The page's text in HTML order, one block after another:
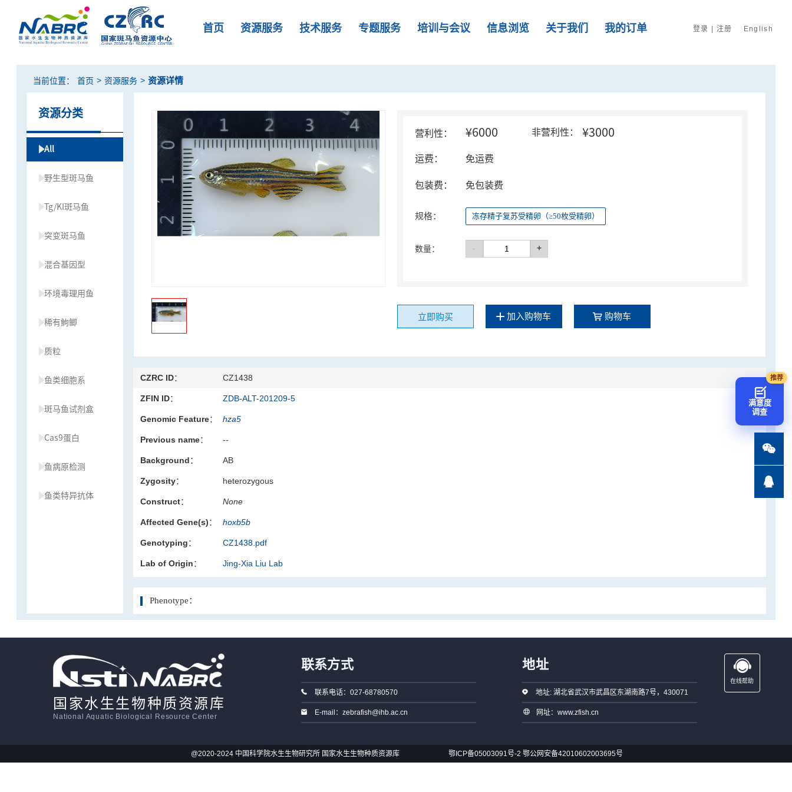
首页 资源服务 技术服务 专题服务 培训与会议 信息浏览 关于我们 我的订单 登录 | 注册 English
当前位置： 首页 > 资源服务 > 资源详情
资源分类
All
野生型斑马鱼
Tg/KI斑马鱼
突变斑马鱼
混合基因型
环境毒理用鱼
稀有鮈鲫
质粒
鱼类细胞系
斑马鱼试剂盒
Cas9蛋白
鱼病原检测
鱼类特异抗体
营利性： ¥6000 非营利性： ¥3000
运费： 免运费
包装费： 免包装费
规格： 冻存精子复苏受精卵（≥50枚受精卵）
数量： - +
立即购买 加入购物车 购物车
CZRC ID： CZ1438
ZFIN ID： ZDB-ALT-201209-5
Genomic Feature： hza5
Previous name： --
Background： AB
Zygosity： heterozygous
Construct： None
Affected Gene(s)： hoxb5b
Genotyping： CZ1438.pdf
Lab of Origin： Jing-Xia Liu Lab
Phenotype：
国家水生生物种质资源库
National Aquatic Biological Resource Center
联系方式
联系电话：027-68780570
E-mail：zebrafish@ihb.ac.cn
地址
地址: 湖北省武汉市武昌区东湖南路7号，430071
网址：www.zfish.cn
在线帮助
@2020-2024 中国科学院水生生物研究所 国家水生生物种质资源库 鄂ICP备05003091号-2 鄂公网安备42010602003695号
满意度
调查

